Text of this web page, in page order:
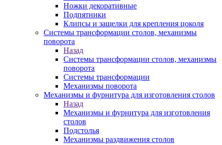
Ножки декоративные
Подпятники
Клипсы и защелки для крепления цоколя
Системы трансформации столов, механизмы
поворота
Назад
Системы трансформации столов, механизмы
поворота
Системы трансформации
Механизмы поворота
Механизмы и фурнитура для изготовления столов
Назад
Механизмы и фурнитура для изготовления
столов
Подстолья
Механизмы раздвижения столов